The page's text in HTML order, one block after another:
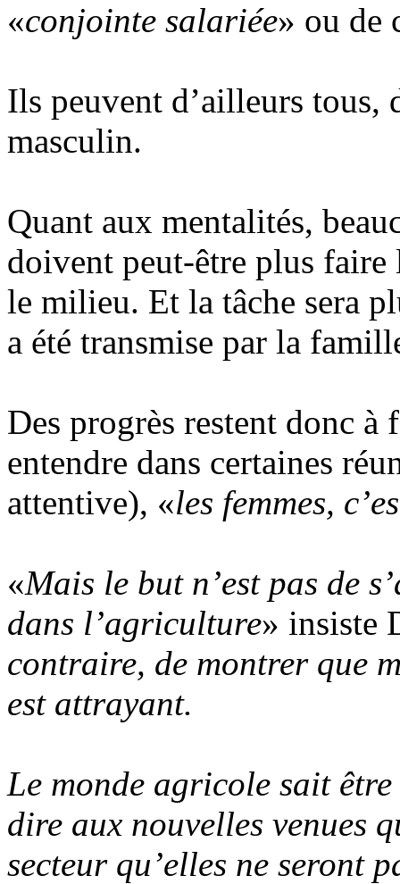
«conjointe salariée» ou de
Ils peuvent d’ailleurs tous,
masculin.
Quant aux mentalités,
doivent peut-être plus faire
le milieu. Et la tâche sera
a été transmise par la
Des progrès restent donc à
entendre dans certaines
attentive), «les femmes,
«Mais le but n’est pas de
dans l’agriculture» insiste
contraire, de montrer que
est attrayant.
Le monde agricole sait
dire aux nouvelles venues
secteur qu’elles ne seront